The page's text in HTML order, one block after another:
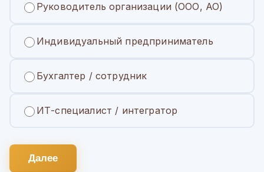
Руководитель организации (ООО, АО)
Индивидуальный предприниматель
Бухгалтер / сотрудник
ИТ-специалист / интегратор
Далее